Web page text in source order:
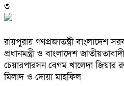
৩
রায়পুরায় গণপ্রজাতন্ত্রী বাংলাদেশ
প্রধানমন্ত্রী ও বাংলাদেশ
চেয়ারপারসন বেগম খালেদা জিয়ার
মিলাদ ও দোয়া মাহফিল